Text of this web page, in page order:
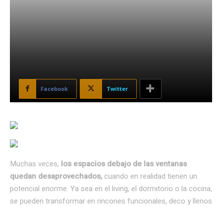
Facebook Twitter
Muchas veces, los espacios debajo de las ventanas
quedan desaprovechados, cuando en realidad tienen un
potencial enorme. Ya sea en el living, el dormitorio o la cocina,
se pueden transformar en rincones funcionales, deco y llenos